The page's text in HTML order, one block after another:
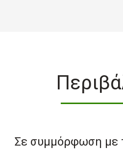
Σε συμμόρφωση με